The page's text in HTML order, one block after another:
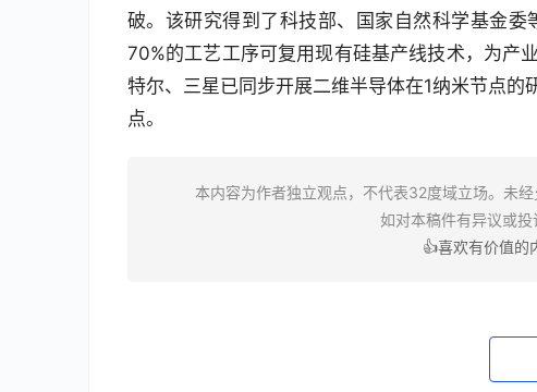
破。该研究得到了科技部、国家自然科学基金
70%的工艺工序可复用现有硅基产线技术，为产
特尔、三星已同步开展二维半导体在1纳米节点
点。
本内容为作者独立观点，不代表32度域立场。未
如对本稿件有异议或投
👍喜欢有价值的